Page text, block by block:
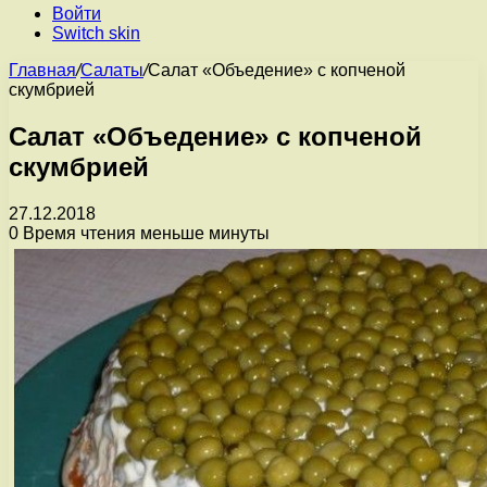
Войти
Switch skin
Главная/Салаты/Салат «Объедение» с копченой
скумбрией
Салат «Объедение» с копченой
скумбрией
27.12.2018
0 Время чтения меньше минуты